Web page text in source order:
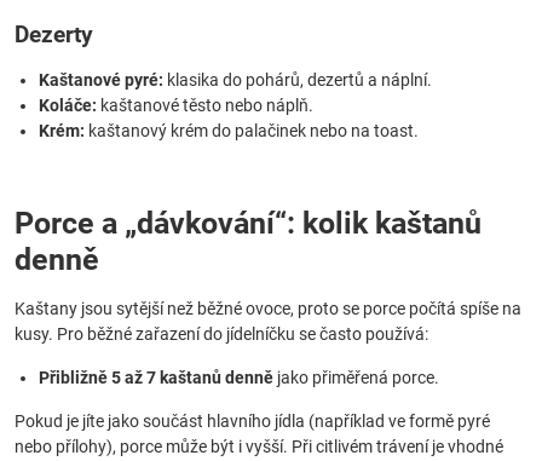
Dezerty
Kaštanové pyré: klasika do pohárů, dezertů a náplní.
Koláče: kaštanové těsto nebo náplň.
Krém: kaštanový krém do palačinek nebo na toast.
Porce a „dávkování“: kolik kaštanů
denně
Kaštany jsou sytější než běžné ovoce, proto se porce počítá spíše na
kusy. Pro běžné zařazení do jídelníčku se často používá:
Přibližně 5 až 7 kaštanů denně jako přiměřená porce.
Pokud je jíte jako součást hlavního jídla (například ve formě pyré
nebo přílohy), porce může být i vyšší. Při citlivém trávení je vhodné